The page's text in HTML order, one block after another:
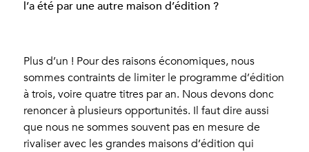
l’a été par une autre maison d’édition ?
Plus d’un ! Pour des raisons économiques, nous
sommes contraints de limiter le programme d’édition
à trois, voire quatre titres par an. Nous devons donc
renoncer à plusieurs opportunités. Il faut dire aussi
que nous ne sommes souvent pas en mesure de
rivaliser avec les grandes maisons d’édition qui